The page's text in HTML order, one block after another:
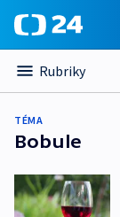
Rubriky
TÉMA
Bobule